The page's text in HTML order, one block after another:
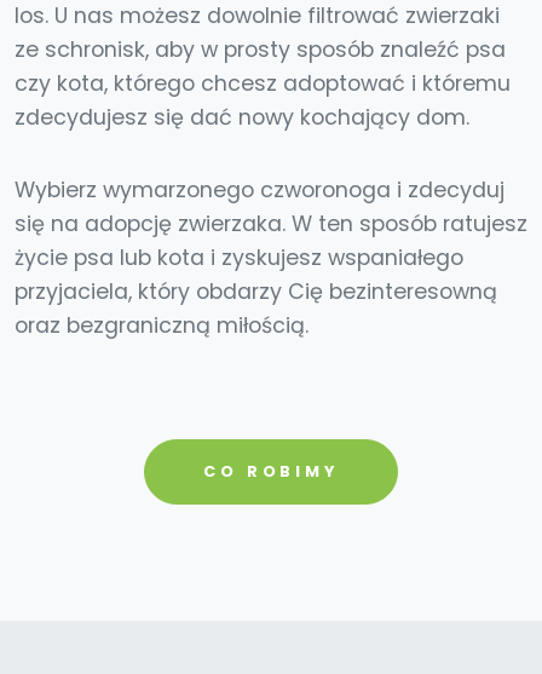
los. U nas możesz dowolnie filtrować zwierzaki
ze schronisk, aby w prosty sposób znaleźć psa
czy kota, którego chcesz adoptować i któremu
zdecydujesz się dać nowy kochający dom.
Wybierz wymarzonego czworonoga i zdecyduj
się na adopcję zwierzaka. W ten sposób ratujesz
życie psa lub kota i zyskujesz wspaniałego
przyjaciela, który obdarzy Cię bezinteresowną
oraz bezgraniczną miłością.
CO ROBIMY